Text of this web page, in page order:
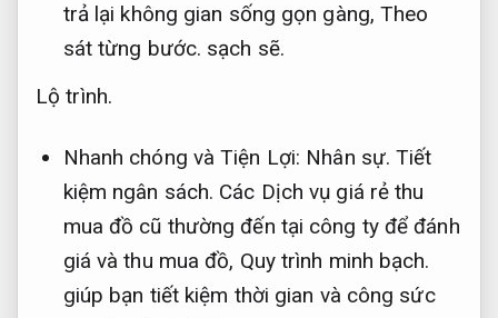
trả lại không gian sống gọn gàng,Theo
sát từng bước. sạch sẽ.
Lộ trình.
Nhanh chóng và Tiện Lợi: Nhân sự. Tiết
kiệm ngân sách. Các Dịch vụ giá rẻ thu
mua đồ cũ thường đến tại công ty để đánh
giá và thu mua đồ, Quy trình minh bạch.
giúp bạn tiết kiệm thời gian và công sức